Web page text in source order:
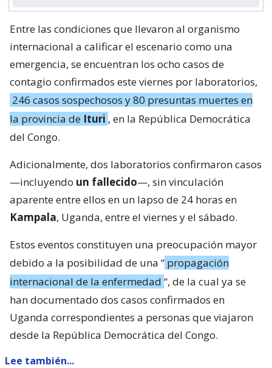
Entre las condiciones que llevaron al organismo
internacional a calificar el escenario como una
emergencia, se encuentran los ocho casos de
contagio confirmados este viernes por laboratorios,
246 casos sospechosos y 80 presuntas muertes en
la provincia de Ituri , en la República Democrática
del Congo.
Adicionalmente, dos laboratorios confirmaron casos
—incluyendo un fallecido—, sin vinculación
aparente entre ellos en un lapso de 24 horas en
Kampala, Uganda, entre el viernes y el sábado.
Estos eventos constituyen una preocupación mayor
debido a la posibilidad de una “ propagación
internacional de la enfermedad “, de la cual ya se
han documentado dos casos confirmados en
Uganda correspondientes a personas que viajaron
desde la República Democrática del Congo.
Lee también...